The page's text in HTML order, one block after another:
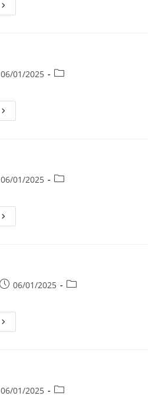
06/01/2025
06/01/2025
06/01/2025
06/01/2025